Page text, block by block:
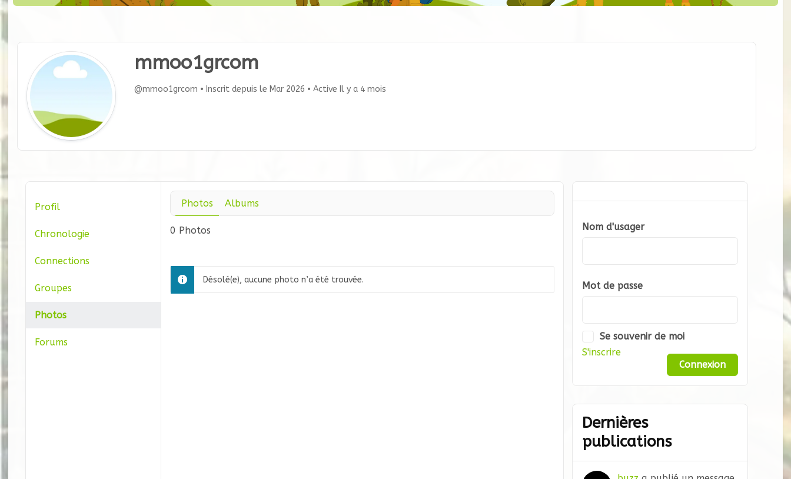
mmoo1grcom
@mmoo1grcom • Inscrit depuis le Mar 2026 • Active Il y a 4 mois
Profil
Chronologie
Connections
Groupes
Photos
Forums
Photos Albums
0 Photos
Désolé(e), aucune photo n’a été trouvée.
Nom d'usager
Mot de passe
Se souvenir de moi
S'inscrire
Dernières
publications